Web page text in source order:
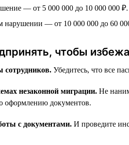
— от 5 000 000 до 10 000 000 ₽.
нарушении — от 10 000 000 до 60
чтобы
сотрудников. Убедитесь, что все
незаконной миграции. Не
оформлению документов.
с документами. И проведите